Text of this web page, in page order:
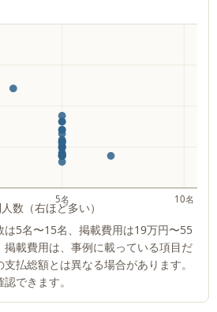
数（右ほど多い）
5名 10名
は5名〜15名、掲載費用は19万円〜55
掲載費用は、事例に載っている項目だ
払総額とは異なる場合があります。
できます。